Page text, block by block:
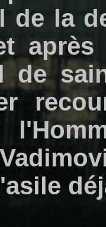
de la
de